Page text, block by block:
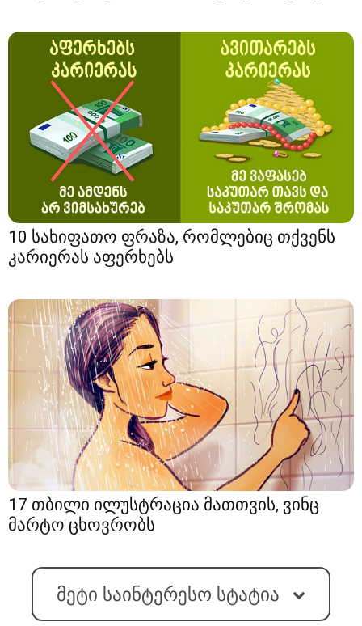
10 სახიფათო ფრაზა, რომლებიც თქვენს
კარიერას აფერხებს
17 თბილი ილუსტრაცია მათთვის, ვინც
მარტო ცხოვრობს
მეტი საინტერესო სტატია